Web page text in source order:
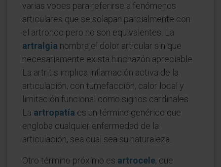
varias voces para referirse a fenómenos
articulares que se solapan parcialmente con
el artronco pero no son equivalentes. La
artralgia nombra el dolor articular sin que
necesariamente exista hinchazón apreciable.
La artritis implica inflamación activa de la
articulación, con tumefacción, calor local y
limitación funcional como signos cardinales.
La artropatía es un término genérico que
engloba cualquier enfermedad de la
articulación, sea cual sea su naturaleza.
Otro término próximo es artrocele, que